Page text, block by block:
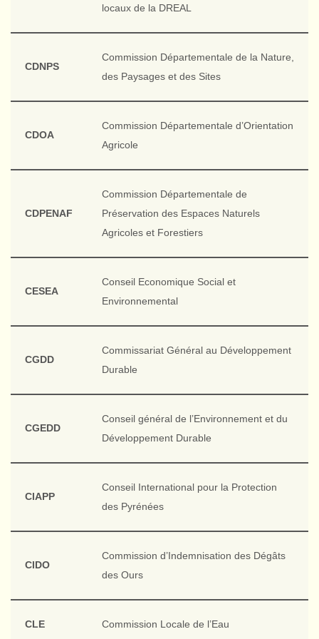
locaux de la DREAL
CDNPS
Commission Départementale de la Nature,
des Paysages et des Sites
CDOA
Commission Départementale d’Orientation
Agricole
CDPENAF
Commission Départementale de
Préservation des Espaces Naturels
Agricoles et Forestiers
CESEA
Conseil Economique Social et
Environnemental
CGDD
Commissariat Général au Développement
Durable
CGEDD
Conseil général de l’Environnement et du
Développement Durable
CIAPP
Conseil International pour la Protection
des Pyrénées
CIDO
Commission d’Indemnisation des Dégâts
des Ours
CLE Commission Locale de l’Eau